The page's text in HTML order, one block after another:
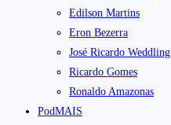
Edilson Martins
Eron Bezerra
José Ricardo Weddling
Ricardo Gomes
Ronaldo Amazonas
PodMAIS